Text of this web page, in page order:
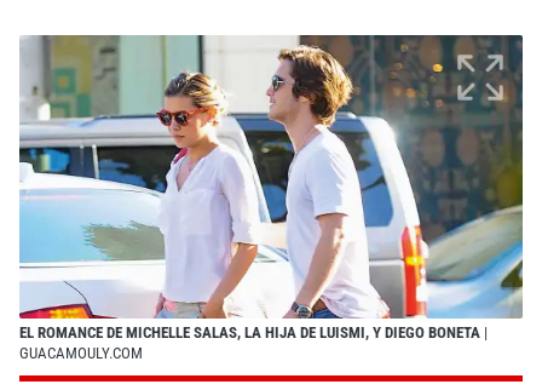
EL ROMANCE DE MICHELLE SALAS, LA HIJA DE LUISMI, Y DIEGO BONETA |
GUACAMOULY.COM